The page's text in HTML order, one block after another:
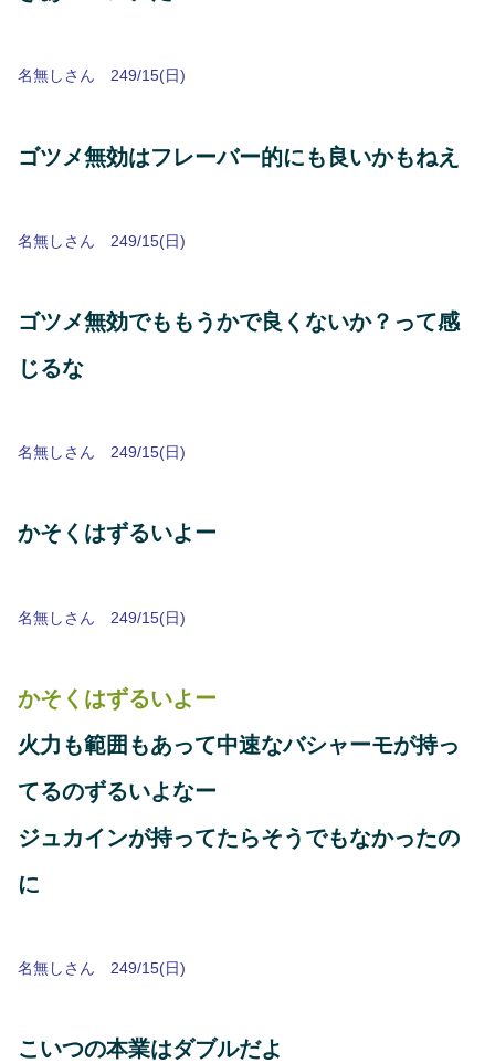
名無しさん 249/15(日)
ゴツメ無効はフレーバー的にも良いかもねえ
名無しさん 249/15(日)
ゴツメ無効でももうかで良くないか？って感
じるな
名無しさん 249/15(日)
かそくはずるいよー
名無しさん 249/15(日)
かそくはずるいよー
火力も範囲もあって中速なバシャーモが持っ
てるのずるいよなー
ジュカインが持ってたらそうでもなかったの
に
名無しさん 249/15(日)
こいつの本業はダブルだよ